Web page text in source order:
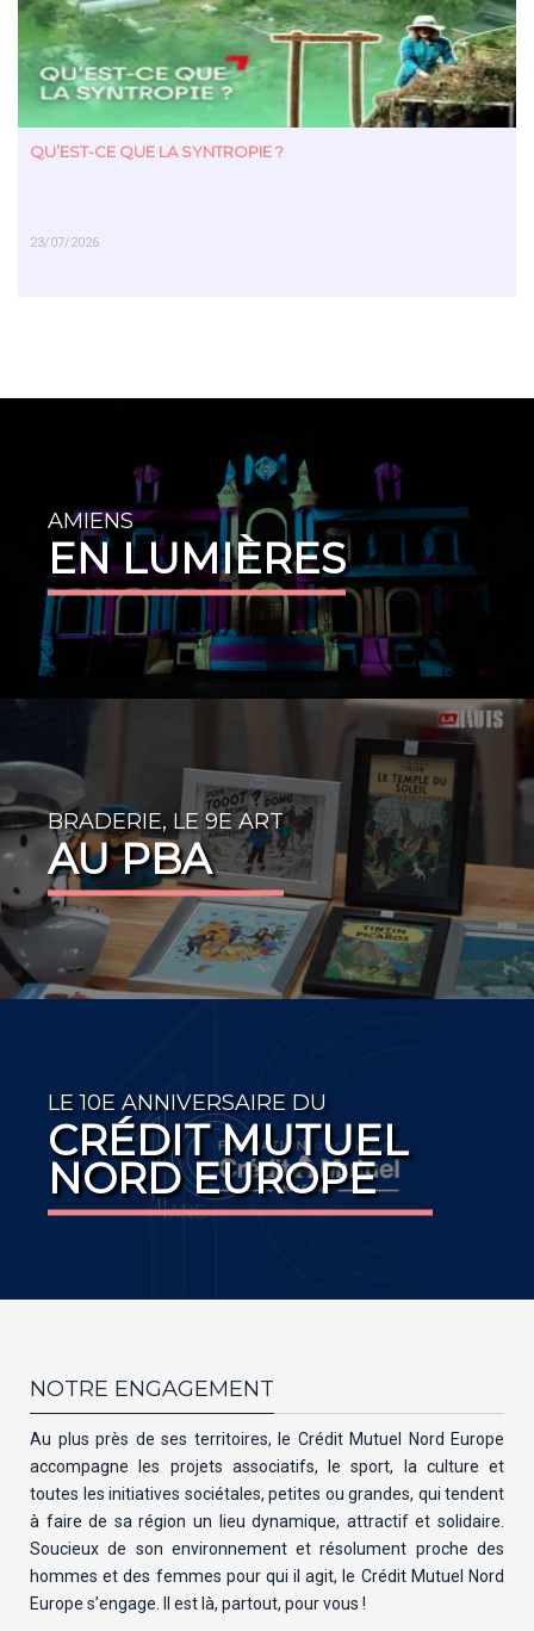
QU’EST-CE QUE LA SYNTROPIE ?
23/07/2026
AMIENS
EN LUMIÈRES
BRADERIE, LE 9E ART
AU PBA
LE 10E ANNIVERSAIRE DU
CRÉDIT MUTUEL
NORD EUROPE
NOTRE ENGAGEMENT
Au plus près de ses territoires, le Crédit Mutuel Nord Europe
accompagne les projets associatifs, le sport, la culture et
toutes les initiatives sociétales, petites ou grandes, qui tendent
à faire de sa région un lieu dynamique, attractif et solidaire.
Soucieux de son environnement et résolument proche des
hommes et des femmes pour qui il agit, le Crédit Mutuel Nord
Europe s’engage. Il est là, partout, pour vous !